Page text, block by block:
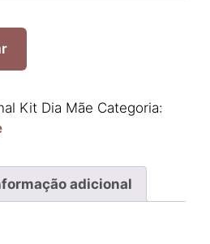
Kit Dia Mãe Categoria:
adicional